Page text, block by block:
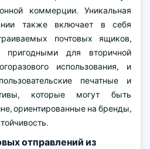
коммерции. Уникальная
также включает в себя
почтовых ящиков,
для вторичной
использования, и
печатные и
которые могут быть
ориентированные на бренды,
отправлений из